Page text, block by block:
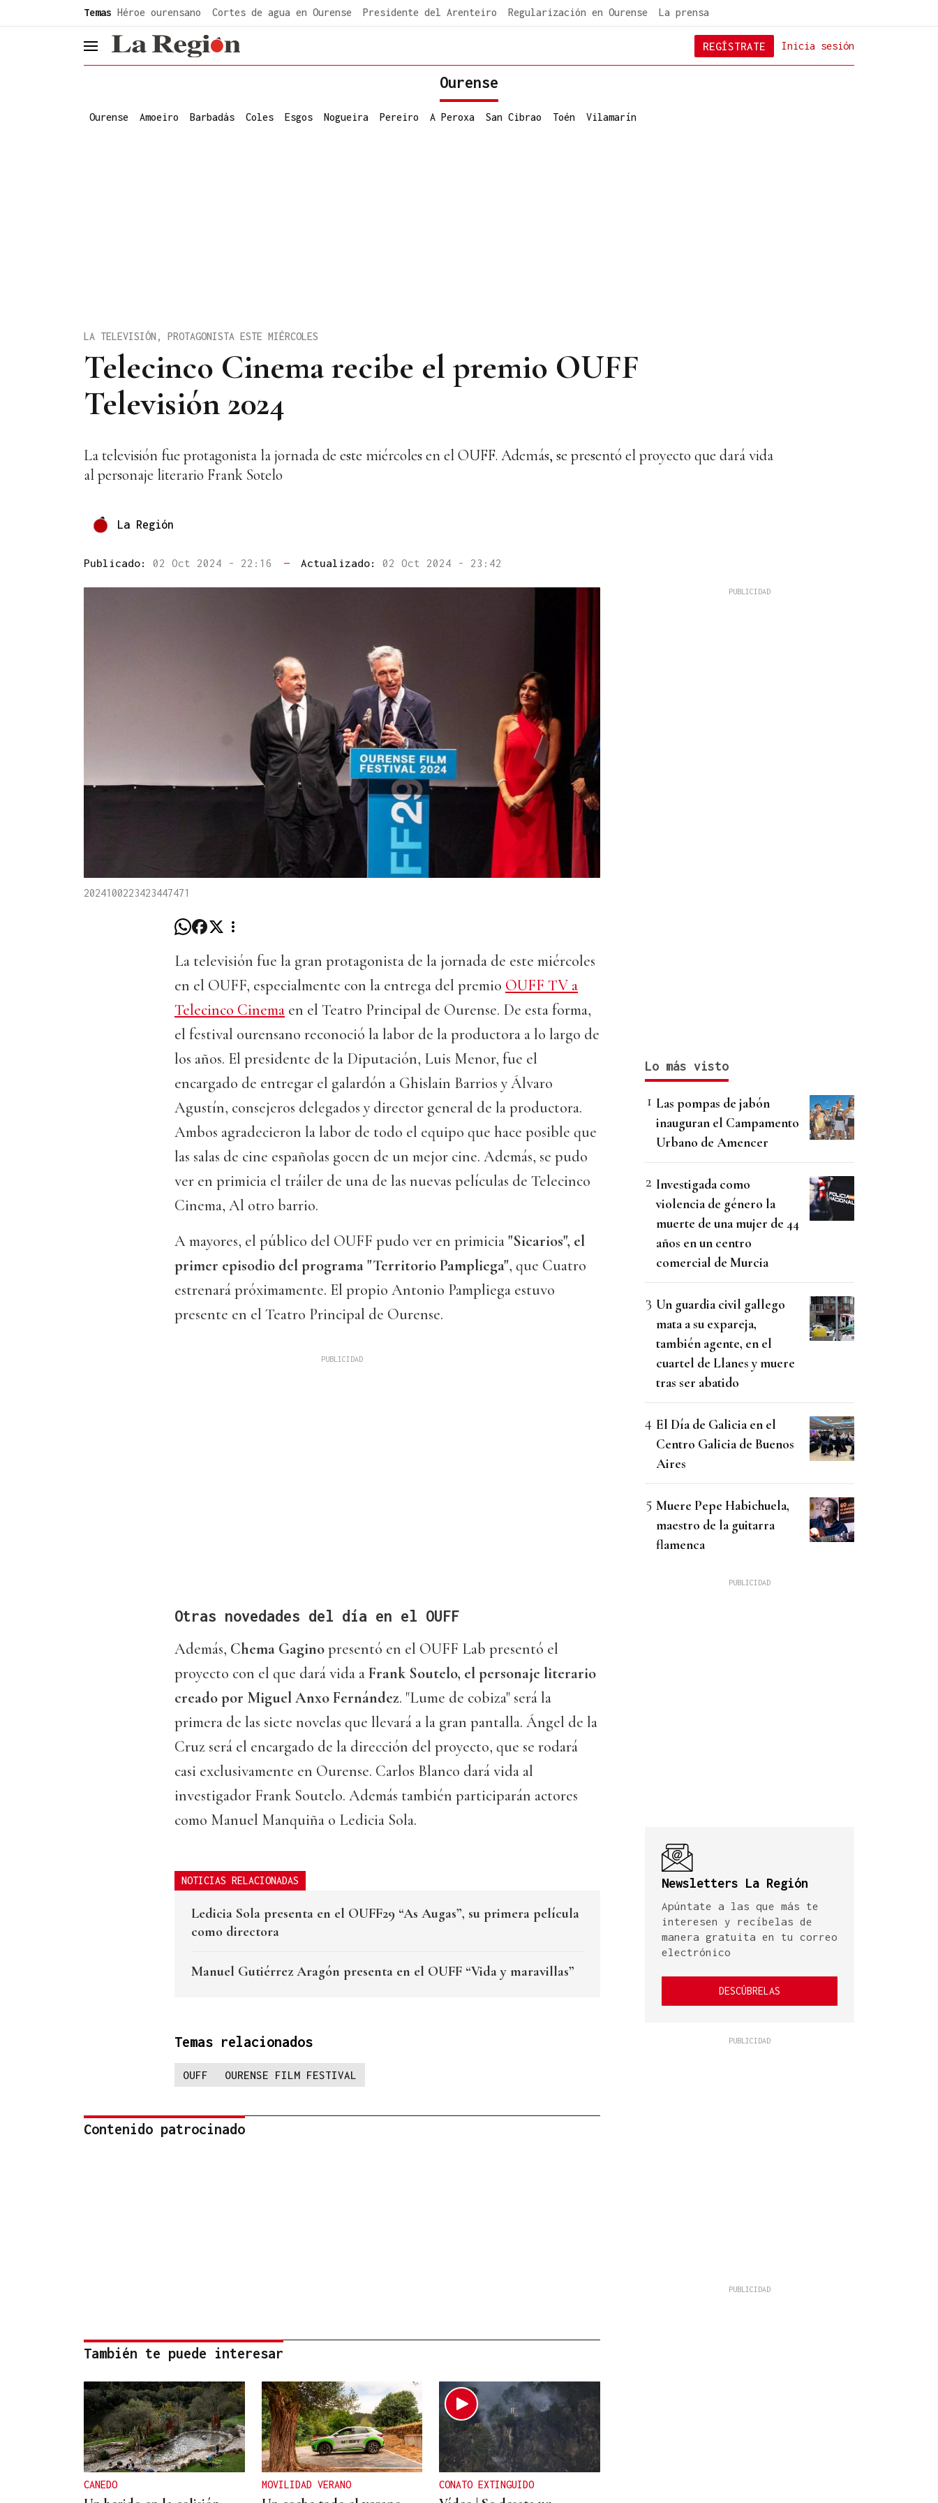
Temas Héroe ourensano Cortes de agua en Ourense Presidente del Arenteiro Regularización en Ourense La prensa
header.menu.open Inicia sesión
REGÍSTRATE
Ourense
Ourense Amoeiro Barbadás Coles Esgos Nogueira Pereiro A Peroxa San Cibrao Toén Vilamarín
Telecinco Cinema recibe el premio OUFF
Televisión 2024
LA TELEVISIÓN, PROTAGONISTA ESTE MIÉRCOLES
La televisión fue protagonista la jornada de este miércoles en el OUFF. Además, se presentó el proyecto que dará vida
al personaje literario Frank Sotelo
La Región
Publicado: 02 Oct 2024 - 22:16 — Actualizado: 02 Oct 2024 - 23:42
2024100223423447471
La televisión fue la gran protagonista de la jornada de este miércoles
en el OUFF, especialmente con la entrega del premio OUFF TV a
Telecinco Cinema en el Teatro Principal de Ourense. De esta forma,
el festival ourensano reconoció la labor de la productora a lo largo de
los años. El presidente de la Diputación, Luis Menor, fue el
encargado de entregar el galardón a Ghislain Barrios y Álvaro
Agustín, consejeros delegados y director general de la productora.
Ambos agradecieron la labor de todo el equipo que hace posible que
las salas de cine españolas gocen de un mejor cine. Además, se pudo
ver en primicia el tráiler de una de las nuevas películas de Telecinco
Cinema, Al otro barrio.
A mayores, el público del OUFF pudo ver en primicia"Sicarios", el
primer episodio del programa "Territorio Pampliega", que Cuatro
estrenará próximamente. El propio Antonio Pampliega estuvo
presente en el Teatro Principal de Ourense.
Otras novedades del día en el OUFF
Además, Chema Gaginopresentó en el OUFF Lab presentó el
proyecto con el que dará vida aFrank Soutelo, el personaje literario
creado por Miguel Anxo Fernández. "Lume de cobiza" será la
primera de las siete novelas que llevará a la gran pantalla. Ángel de la
Cruz será el encargado de la dirección del proyecto, que se rodará
casi exclusivamente en Ourense. Carlos Blanco dará vida al
investigador Frank Soutelo. Además también participarán actores
como Manuel Manquiña o Ledicia Sola.
NOTICIAS RELACIONADAS
Ledicia Sola presenta en el OUFF29 “As Augas”, su primera película
como directora
Manuel Gutiérrez Aragón presenta en el OUFF “Vida y maravillas”
Temas relacionados
OUFF OURENSE FILM FESTIVAL
Contenido patrocinado
También te puede interesar
CANEDO MOVILIDAD VERANO CONATO EXTINGUIDO
Lo más visto
Las pompas de jabón
inauguran el Campamento
Urbano de Amencer
Investigada como
violencia de género la
muerte de una mujer de 44
años en un centro
comercial de Murcia
Un guardia civil gallego
mata a su expareja,
también agente, en el
cuartel de Llanes y muere
tras ser abatido
El Día de Galicia en el
Centro Galicia de Buenos
Aires
Muere Pepe Habichuela,
maestro de la guitarra
flamenca
Newsletters La Región
Apúntate a las que más te
interesen y recíbelas de
manera gratuita en tu correo
electrónico
DESCÚBRELAS